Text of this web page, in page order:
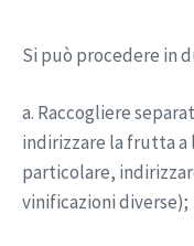
Si può procedere in
a. Raccogliere
indirizzare la frutta
particolare,
vinificazioni diverse);